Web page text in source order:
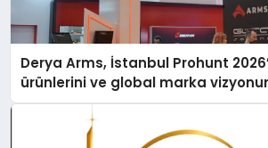
Derya Arms, İstanbul Prohunt
ürünlerini ve global marka